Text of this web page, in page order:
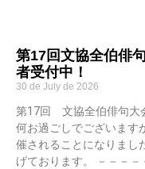
第17回文協全伯俳
者受付中！
30 de July de 2026
第17回 文協全伯俳句大
何お過ごしでございます
催されることになりまし
げております。 －－－